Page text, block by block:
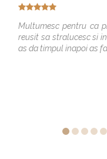
Multumesc pentru ca
reusit sa stralucesc si
as da timpul inapoi as